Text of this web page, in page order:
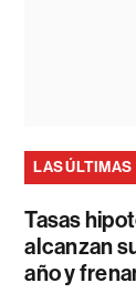
LAS ÚLTIMAS
Tasas
alcanzan
año y